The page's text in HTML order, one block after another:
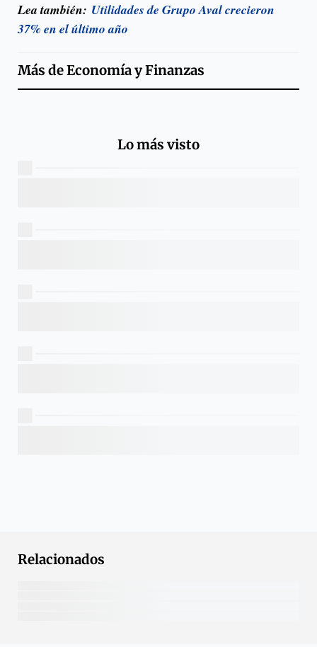
Lea también: Utilidades de Grupo Aval crecieron
37% en el último año
Más deEconomía y Finanzas
Lo más visto
Relacionados